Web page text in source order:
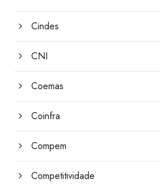
Cindes
CNI
Coemas
Coinfra
Compem
Competitividade